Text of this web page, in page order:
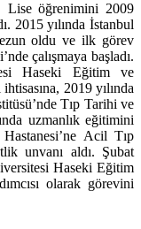
Lise öğrenimini 2009
2015 yılında İstanbul
oldu ve ilk görev
çalışmaya başladı.
Haseki Eğitim ve
2019 yılında
Tıp Tarihi ve
uzmanlık eğitimini
Acil Tıp
unvanı aldı. Şubat
Haseki Eğitim
olarak görevini